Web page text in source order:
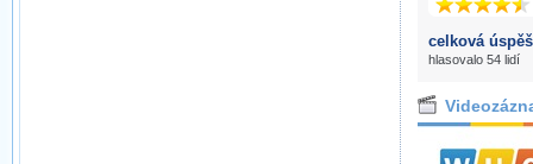
celková
hlasovalo 54 lidí